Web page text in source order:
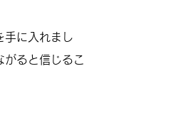
手に入れまし
ると信じるこ